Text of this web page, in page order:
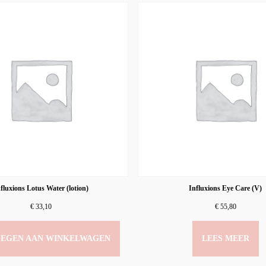
Lotus Water (lotion)
€33,10
AAN WINKELWAGEN
Influxions Eye Care (V)
€55,80
LEES MEER